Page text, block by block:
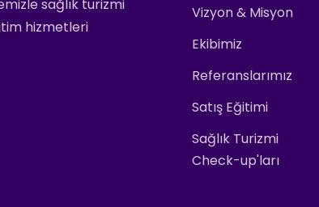
sağlık turizmi
hizmetleri
Vizyon & Misyon
Ekibimiz
Referanslarımız
Satış Eğitimi
Sağlık Turizmi
Check-up'ları